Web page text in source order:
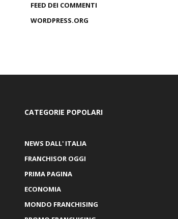
FEED DEI COMMENTI
WORDPRESS.ORG
CATEGORIE POPOLARI
NEWS DALL' ITALIA
FRANCHISOR OGGI
PRIMA PAGINA
ECONOMIA
MONDO FRANCHISING